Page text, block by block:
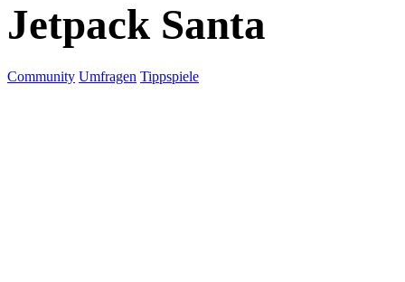
Jetpack Santa
Community Umfragen Tippspiele